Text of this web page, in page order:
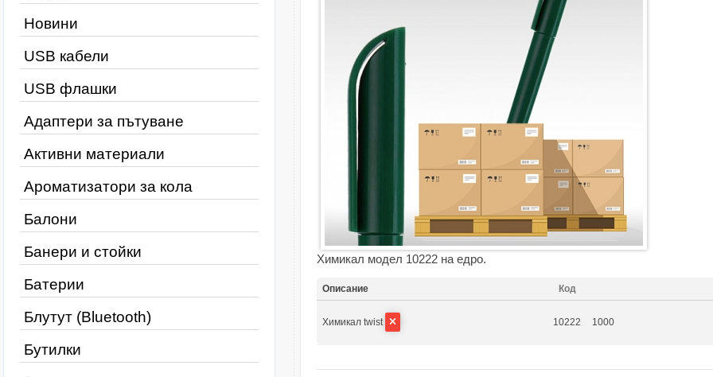
Новини
USB кабели
USB флашки
Адаптери за пътуване
Активни материали
Ароматизатори за кола
Балони
Банери и стойки
Батерии
Блутут (Bluetooth)
Бутилки
Химикал модел 10222 на едро.
Описание Код
Химикал twist 10222 1000